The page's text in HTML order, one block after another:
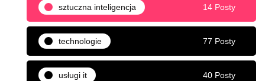
sztuczna inteligencja 14 Posty
technologie 77 Posty
usługi it 40 Posty